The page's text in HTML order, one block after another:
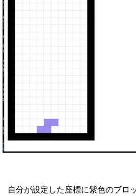
自分が設定した座標に紫色のブロ